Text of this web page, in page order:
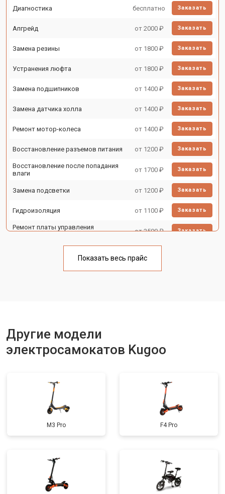
Диагностика бесплатно Заказать
Апгрейд от 2000 ₽ Заказать
Замена резины от 1800 ₽ Заказать
Устранения люфта от 1800 ₽ Заказать
Замена подшипников от 1400 ₽ Заказать
Замена датчика холла от 1400 ₽ Заказать
Ремонт мотор-колеса от 1400 ₽ Заказать
Восстановление разъемов питания от 1200 ₽ Заказать
Восстановление после попадания
влаги
от 1700 ₽ Заказать
Замена подсветки от 1200 ₽ Заказать
Гидроизоляция от 1100 ₽ Заказать
Ремонт платы управления
от 2500 ₽ Заказать
Замена аккумулятора от 1000 ₽
Показать весь прайс
Другие модели
электросамокатов Kugoo
M3 Pro F4 Pro